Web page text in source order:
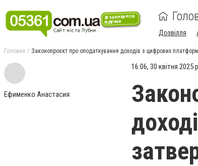
Дозвілля
Головна Законопроєкт про оподаткування доходів з цифрових
Ефименко Анастасия
16:06, 30 квітня 2025